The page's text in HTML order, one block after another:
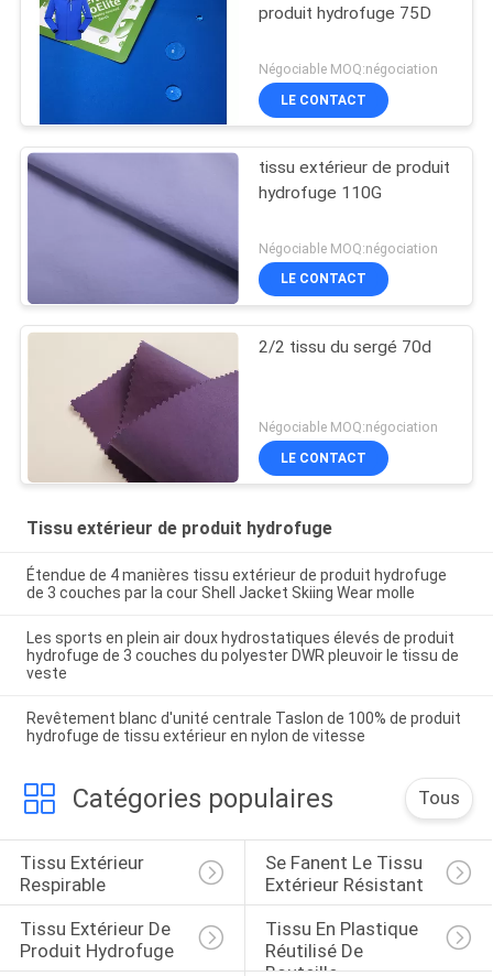
produit hydrofuge 75D
Négociable MOQ:négociation
LE CONTACT
tissu extérieur de produit
hydrofuge 110G
Négociable MOQ:négociation
LE CONTACT
2/2 tissu du sergé 70d
Négociable MOQ:négociation
LE CONTACT
Tissu extérieur de produit hydrofuge
Étendue de 4 manières tissu extérieur de produit hydrofuge
de 3 couches par la cour Shell Jacket Skiing Wear molle
Les sports en plein air doux hydrostatiques élevés de produit
hydrofuge de 3 couches du polyester DWR pleuvoir le tissu de
veste
Revêtement blanc d'unité centrale Taslon de 100% de produit
hydrofuge de tissu extérieur en nylon de vitesse
Catégories populaires Tous
Tissu Extérieur
Respirable
Se Fanent Le Tissu
Extérieur Résistant
Tissu Extérieur De
Produit Hydrofuge
Tissu En Plastique
Réutilisé De